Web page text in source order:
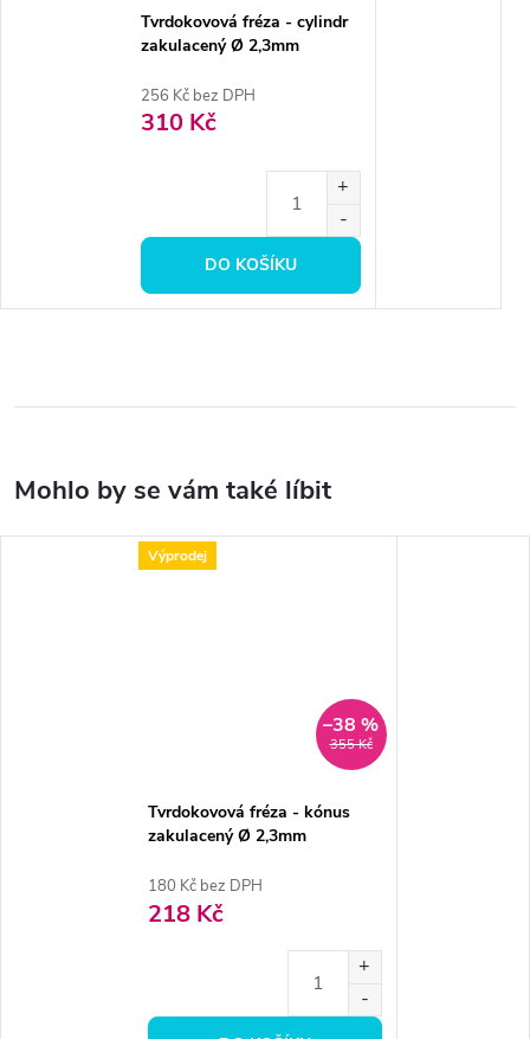
Tvrdokovová fréza - cylindr
zakulacený Ø 2,3mm
256 Kč bez DPH
310 Kč
DO KOŠÍKU
Výprodej
355 Kč
–38 %
Tvrdokovová fréza - kónus
zakulacený Ø 2,3mm
180 Kč bez DPH
218 Kč